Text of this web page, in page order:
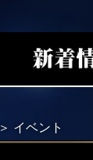
＞ イベント